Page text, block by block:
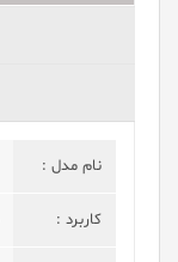
نام مدل :
کاربرد :